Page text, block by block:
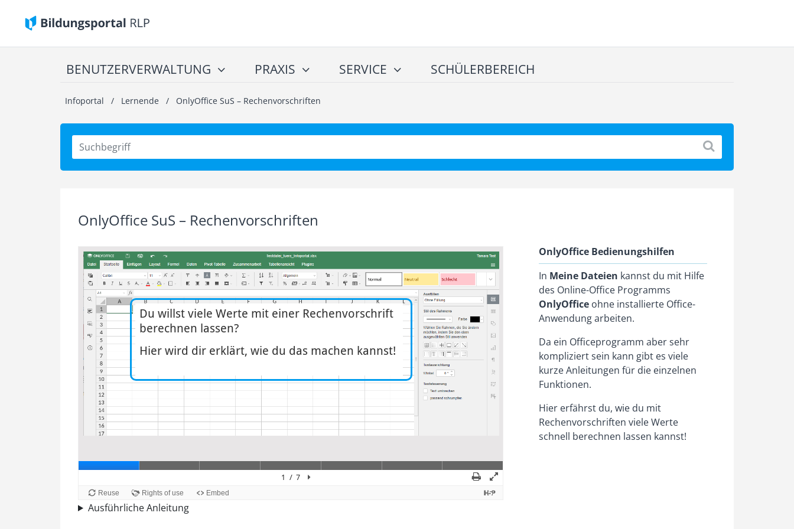
BENUTZERVERWALTUNG PRAXIS SERVICE SCHÜLERBEREICH
Infoportal / Lernende / OnlyOffice SuS – Rechenvorschriften
OnlyOffice SuS – Rechenvorschriften
Ausführliche Anleitung
OnlyOffice Bedienungshilfen
In Meine Dateien kannst du mit Hilfe
des Online-Office Programms
OnlyOfficeohne installierte Office-
Anwendung arbeiten.
Da ein Officeprogramm aber sehr
kompliziert sein kann gibt es viele
kurze Anleitungen für die einzelnen
Funktionen.
Hier erfährst du, wie du mit
Rechenvorschriften viele Werte
schnell berechnen lassen kannst!